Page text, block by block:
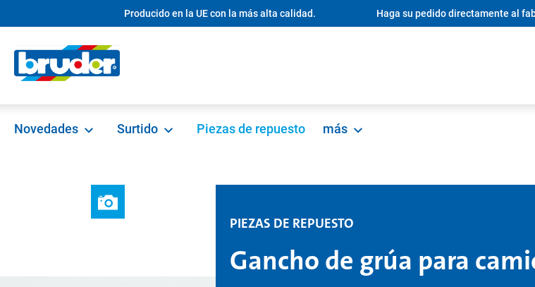
Saltar a la navegación principalProducido en la UE con la más alta calidad. Haga su pedido directamente al
Novedades Surtido Piezas de repuesto más
PIEZAS DE REPUESTO
Gancho de grúa para